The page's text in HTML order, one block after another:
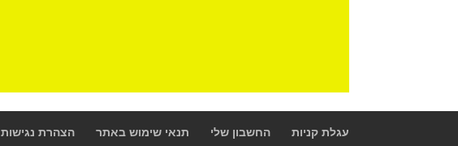
עגלת קניות החשבון שלי תנאי שימוש באתר הצהרת נגישות